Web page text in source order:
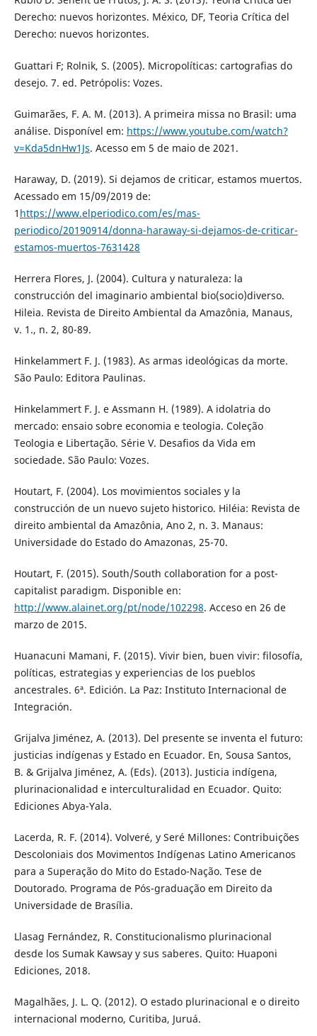
Derecho: nuevos horizontes. México, DF, Teoria Crítica del
Derecho: nuevos horizontes.
Guattari F; Rolnik, S. (2005). Micropolíticas: cartografias do
desejo. 7. ed. Petrópolis: Vozes.
Guimarães, F. A. M. (2013). A primeira missa no Brasil: uma
análise. Disponível em: https://www.youtube.com/watch?
v=Kda5dnHw1Js. Acesso em 5 de maio de 2021.
Haraway, D. (2019). Si dejamos de criticar, estamos muertos.
Acessado em 15/09/2019 de:
1 https://www.elperiodico.com/es/mas-
periodico/20190914/donna-haraway-si-dejamos-de-criticar-
estamos-muertos-7631428
Herrera Flores, J. (2004). Cultura y naturaleza: la
construcción del imaginario ambiental bio(socio)diverso.
Hileia. Revista de Direito Ambiental da Amazônia, Manaus,
v. 1., n. 2, 80-89.
Hinkelammert F. J. (1983). As armas ideológicas da morte.
São Paulo: Editora Paulinas.
Hinkelammert F. J. e Assmann H. (1989). A idolatria do
mercado: ensaio sobre economia e teologia. Coleção
Teologia e Libertação. Série V. Desafios da Vida em
sociedade. São Paulo: Vozes.
Houtart, F. (2004). Los movimientos sociales y la
construcción de un nuevo sujeto historico. Hiléia: Revista de
direito ambiental da Amazônia, Ano 2, n. 3. Manaus:
Universidade do Estado do Amazonas, 25-70.
Houtart, F. (2015). South/South collaboration for a post-
capitalist paradigm. Disponible en:
http://www.alainet.org/pt/node/102298. Acceso en 26 de
marzo de 2015.
Huanacuni Mamani, F. (2015). Vivir bien, buen vivir: filosofía,
políticas, estrategias y experiencias de los pueblos
ancestrales. 6ª. Edición. La Paz: Instituto Internacional de
Integración.
Grijalva Jiménez, A. (2013). Del presente se inventa el futuro:
justicias indígenas y Estado en Ecuador. En, Sousa Santos,
B. & Grijalva Jiménez, A. (Eds). (2013). Justicia indígena,
plurinacionalidad e interculturalidad en Ecuador. Quito:
Ediciones Abya-Yala.
Lacerda, R. F. (2014). Volveré, y Seré Millones: Contribuições
Descoloniais dos Movimentos Indígenas Latino Americanos
para a Superação do Mito do Estado-Nação. Tese de
Doutorado. Programa de Pós-graduação em Direito da
Universidade de Brasília.
Llasag Fernández, R. Constitucionalismo plurinacional
desde los Sumak Kawsay y sus saberes. Quito: Huaponi
Ediciones, 2018.
Magalhães, J. L. Q. (2012). O estado plurinacional e o direito
internacional moderno, Curitiba, Juruá.